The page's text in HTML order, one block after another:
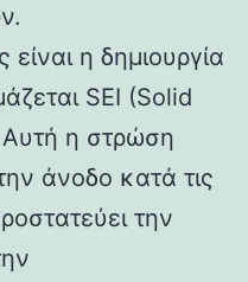
η δημιουργία
SEI (Solid
η στρώση
άνοδο κατά τις
την